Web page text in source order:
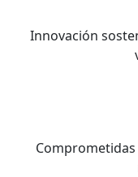
Innovación